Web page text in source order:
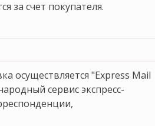
за счет покупателя.
осуществляется "Express Mail
сервис экспресс-